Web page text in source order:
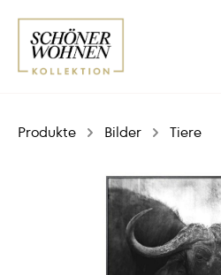
Produkte Bilder Tiere